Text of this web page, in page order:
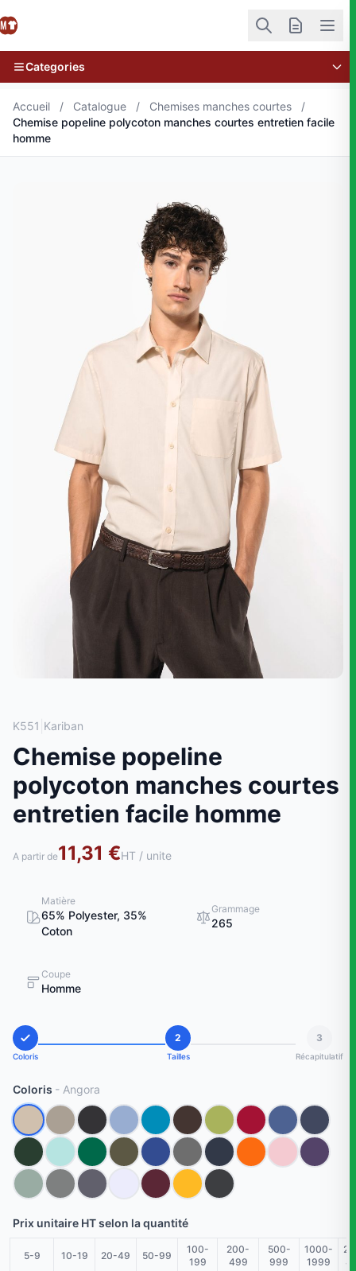
Categories
Accueil / Catalogue / Chemises manches courtes
/
Chemise popeline polycoton manches courtes entretien facile
homme
K551 Kariban
Chemise popeline
polycoton manches courtes
entretien facile homme
A partir de11,31 €HT / unite
Matière
65% Polyester, 35%
Coton
Grammage
265
Coupe
Homme
Coloris
2
Tailles
3
Récapitulatif
Coloris - Angora
Prix unitaire HT selon la quantité
5-9 10-19 20-49 50-99
100-
199
200-
499
500-
999
1000-
1999